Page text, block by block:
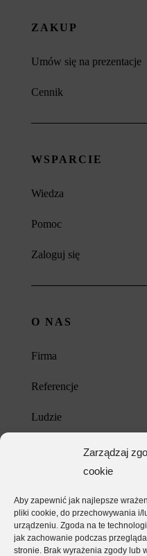
Zarządzaj
cookie
Aby zapewnić jak najlepsze
pliki cookie, do przechowywania i/
urządzeniu. Zgoda na te
jak zachowanie podczas
stronie. Brak wyrażenia zgody lub
ZAKUP
Umów się na prezentacje
Cennik
WSPARCIE
Wiedza
Pomoc
Zaloguj się
O NAS
Firma
Referencje
Ludzie
Unia Europejska
Polityka prywatności